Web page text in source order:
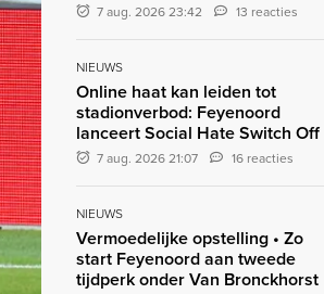
7 aug. 2026 23:42 13 reacties
NIEUWS
Online haat kan leiden tot
stadionverbod: Feyenoord
lanceert Social Hate Switch Off
7 aug. 2026 21:07 16 reacties
NIEUWS
Vermoedelijke opstelling • Zo
start Feyenoord aan tweede
tijdperk onder Van Bronckhorst